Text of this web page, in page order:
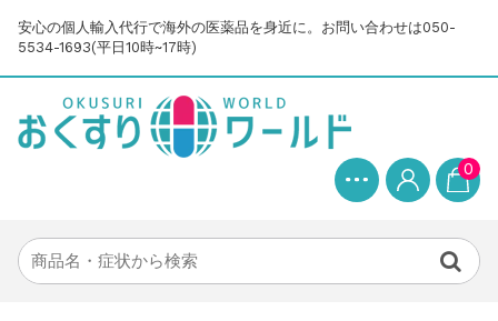
安心の個人輸入代行で海外の医薬品を身近に。お問い合わせは050-
5534-1693(平日10時~17時)
0
2026.4.9
2026年GW営業について...
お知らせ
2026.3.4